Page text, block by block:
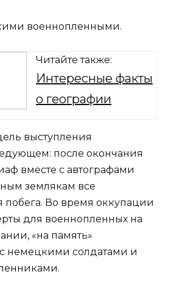
военнопленными.
Читайте также:
Интересные факты
о географии
выступления
после окончания
вместе с автографами
землякам все
побега. Во время оккупации
для военнопленных на
«на память»
немецкими солдатами и